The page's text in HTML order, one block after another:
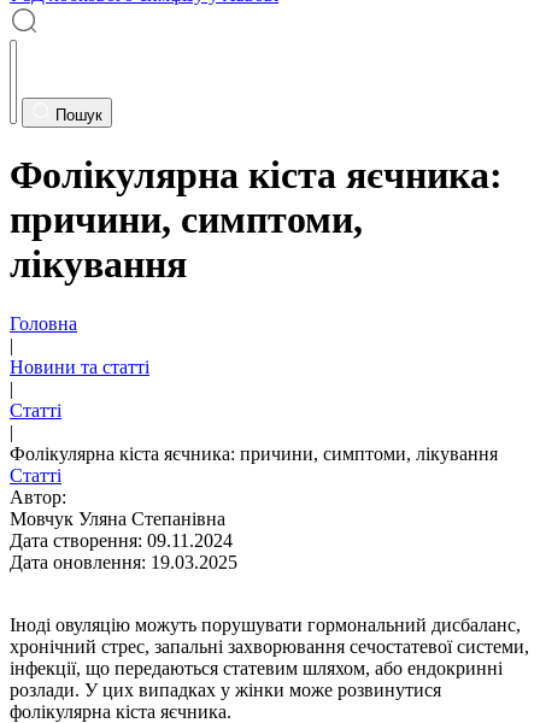
Пошук
Фолікулярна кіста яєчника:
причини, симптоми,
лікування
Головна
|
Новини та статті
|
Статті
|
Фолікулярна кіста яєчника: причини, симптоми, лікування
Статті
Автор:
Мовчук Уляна Степанівна
Дата створення: 09.11.2024
Дата оновлення: 19.03.2025
Іноді овуляцію можуть порушувати гормональний дисбаланс,
хронічний стрес, запальні захворювання сечостатевої системи,
інфекції, що передаються статевим шляхом, або ендокринні
розлади. У цих випадках у жінки може розвинутися
фолікулярна кіста яєчника.